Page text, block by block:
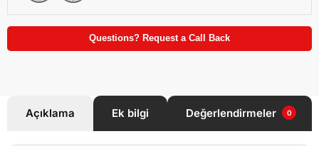
Questions? Request a Call Back
Açıklama Ek bilgi Değerlendirmeler 0